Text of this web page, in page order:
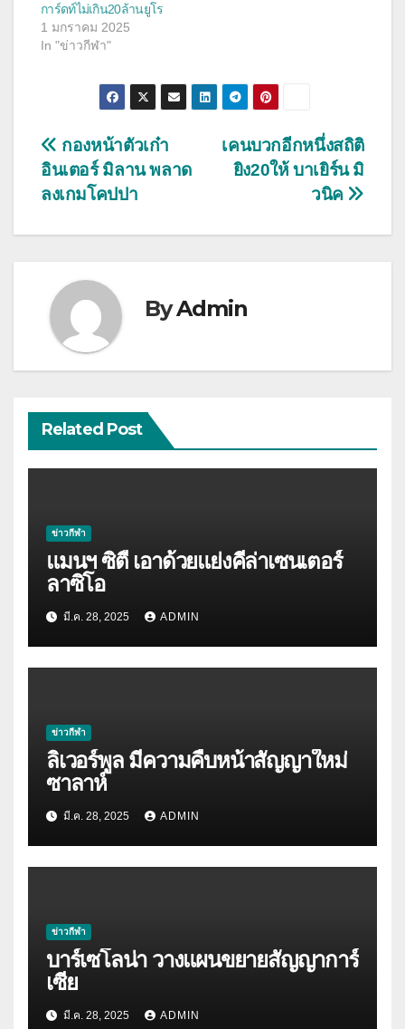
การ์ดท์ไม่เกิน20ล้านยูโร
1 มกราคม 2025
In "ข่าวกีฬา"
แนะแนว
เรื่อง
เคนบวกอีกหนึ่งสถิติ
ยิง20ให้ บาเยิร์น มิ
วนิค
กองหน้าตัวเก๋า
อินเตอร์ มิลาน พลาด
ลงเกมโคปปา
ByAdmin
Related Post
ข่าวกีฬา
แมนฯ ซิตี้ เอาด้วยแย่งคีล่าเซนเตอร์
ลาซิโอ
มี.ค. 28, 2025 ADMIN
ข่าวกีฬา
ลิเวอร์พูล มีความคืบหน้าสัญญาใหม่
ซาลาห์
มี.ค. 28, 2025 ADMIN
ข่าวกีฬา
บาร์เซโลน่า วางแผนขยายสัญญาการ์
เซีย
มี.ค. 28, 2025 ADMIN